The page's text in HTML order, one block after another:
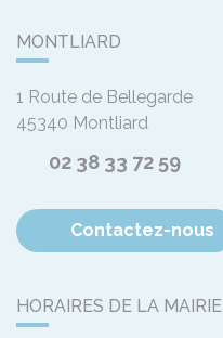
MONTLIARD
1 Route de Bellegarde
45340 Montliard
02 38 33 72 59
Contactez-nous
HORAIRES DE LA MAIRIE